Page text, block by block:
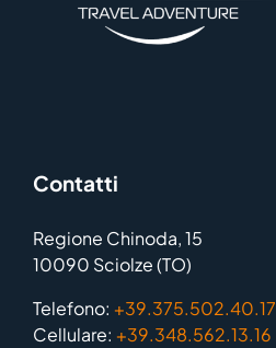
Contatti
Regione Chinoda, 15
10090 Sciolze (TO)
Telefono: +39.375.502.40.17
Cellulare: +39.348.562.13.16